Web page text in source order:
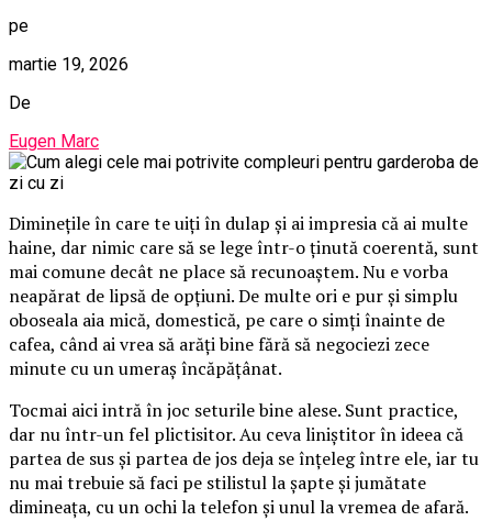
pe
martie 19, 2026
De
Eugen Marc
Diminețile în care te uiți în dulap și ai impresia că ai multe
haine, dar nimic care să se lege într-o ținută coerentă, sunt
mai comune decât ne place să recunoaștem. Nu e vorba
neapărat de lipsă de opțiuni. De multe ori e pur și simplu
oboseala aia mică, domestică, pe care o simți înainte de
cafea, când ai vrea să arăți bine fără să negociezi zece
minute cu un umeraș încăpățânat.
Tocmai aici intră în joc seturile bine alese. Sunt practice,
dar nu într-un fel plictisitor. Au ceva liniștitor în ideea că
partea de sus și partea de jos deja se înțeleg între ele, iar tu
nu mai trebuie să faci pe stilistul la șapte și jumătate
dimineața, cu un ochi la telefon și unul la vremea de afară.